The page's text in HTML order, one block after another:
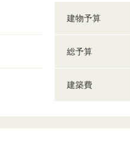
建物予算
総予算
建築費